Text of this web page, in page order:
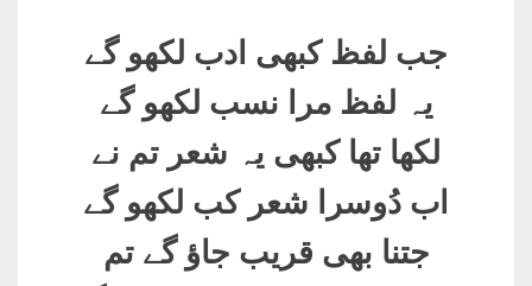
جب لفظ کبھی ادب لکھو گے
یہ لفظ مرا نسب لکھو گے
لکھا تھا کبھی یہ شعر تم نے
اب دُوسرا شعر کب لکھو گے
جتنا بھی قریب جاؤ گے تم